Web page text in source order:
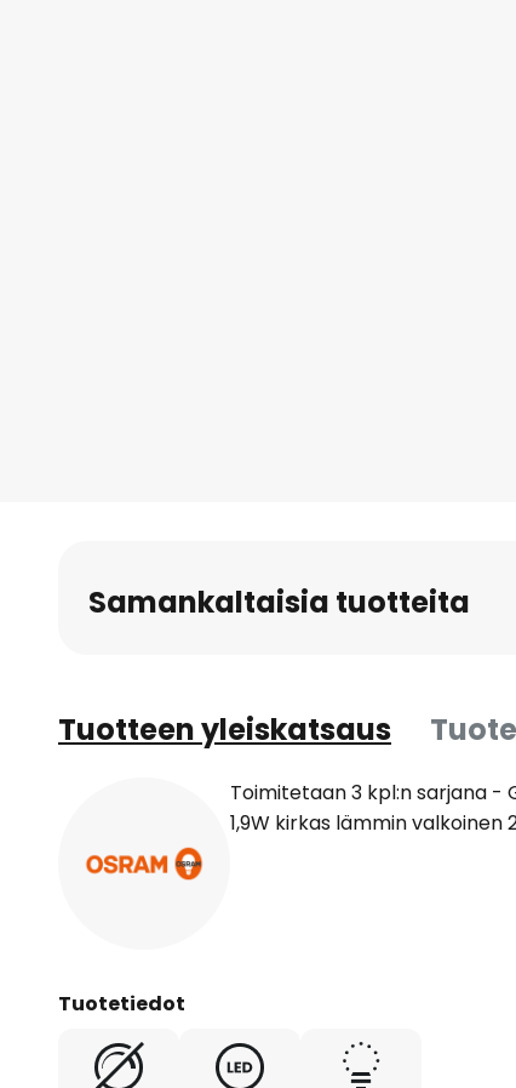
Samankaltaisia tuotteita
Tuotteen yleiskatsaus
Toimitetaan 3 kpl:n sarjana -
1,9W kirkas lämmin valkoinen
Tuotetiedot